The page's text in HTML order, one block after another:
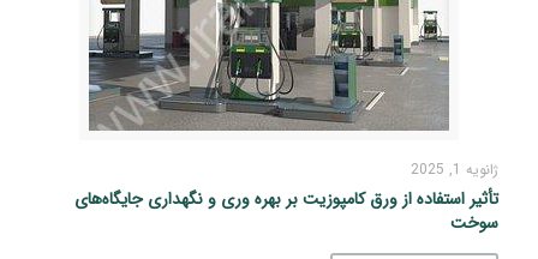
ژانویه 1, 2025
تأثیر استفاده از ورق کامپوزیت بر بهره‌ وری و نگهداری جایگاه‌های
سوخت